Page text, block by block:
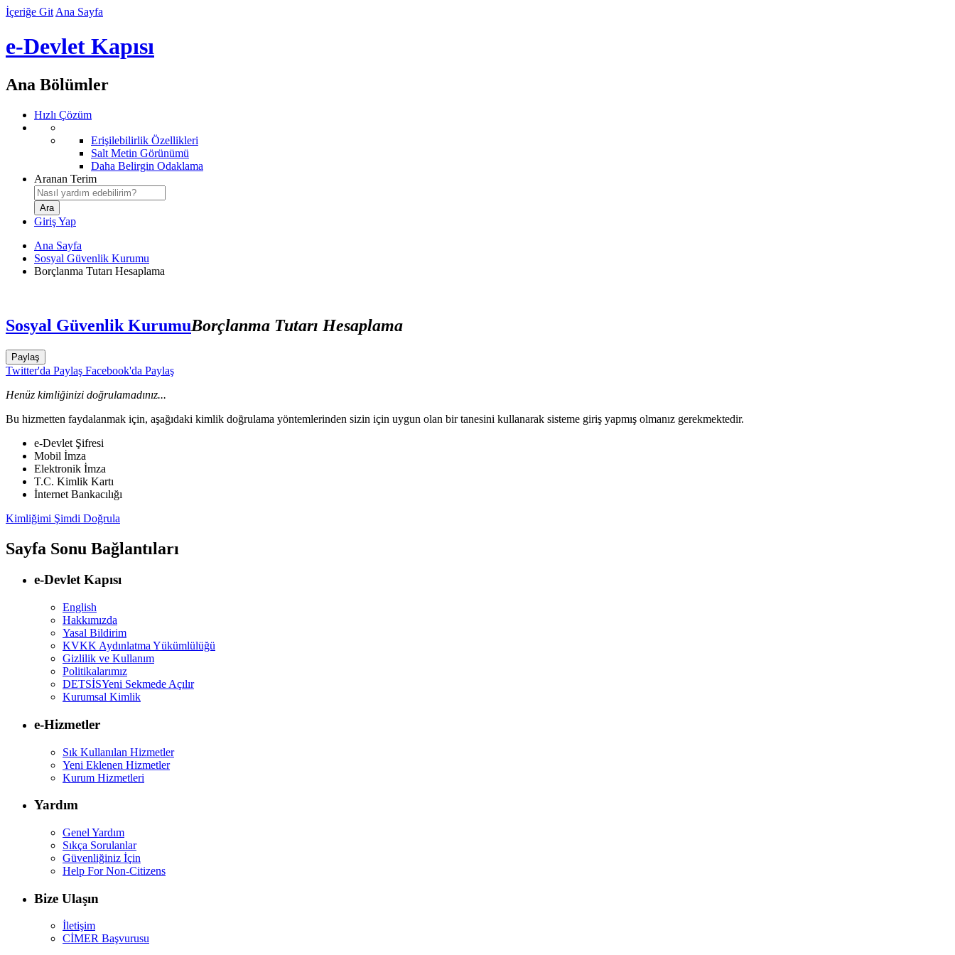
İçeriğe Git Ana Sayfa
e-Devlet Kapısı
Ana Bölümler
Hızlı Çözüm
Erişilebilirlik Özellikleri
Salt Metin Görünümü
Daha Belirgin Odaklama
Aranan Terim
Giriş Yap
Ana Sayfa
Sosyal Güvenlik Kurumu
Borçlanma Tutarı Hesaplama
Sosyal Güvenlik KurumuBorçlanma Tutarı Hesaplama
Paylaş
Twitter'da Paylaş Facebook'da Paylaş
Henüz kimliğinizi doğrulamadınız...
Bu hizmetten faydalanmak için, aşağıdaki kimlik doğrulama yöntemlerinden sizin için uygun olan bir tanesini kullanarak sisteme giriş yapmış olmanız gerekmektedir.
e-Devlet Şifresi
Mobil İmza
Elektronik İmza
T.C. Kimlik Kartı
İnternet Bankacılığı
Kimliğimi Şimdi Doğrula
Sayfa Sonu Bağlantıları
e-Devlet Kapısı
English
Hakkımızda
Yasal Bildirim
KVKK Aydınlatma Yükümlülüğü
Gizlilik ve Kullanım
Politikalarımız
DETSİSYeni Sekmede Açılır
Kurumsal Kimlik
e-Hizmetler
Sık Kullanılan Hizmetler
Yeni Eklenen Hizmetler
Kurum Hizmetleri
Yardım
Genel Yardım
Sıkça Sorulanlar
Güvenliğiniz İçin
Help For Non-Citizens
Bize Ulaşın
İletişim
CİMER Başvurusu